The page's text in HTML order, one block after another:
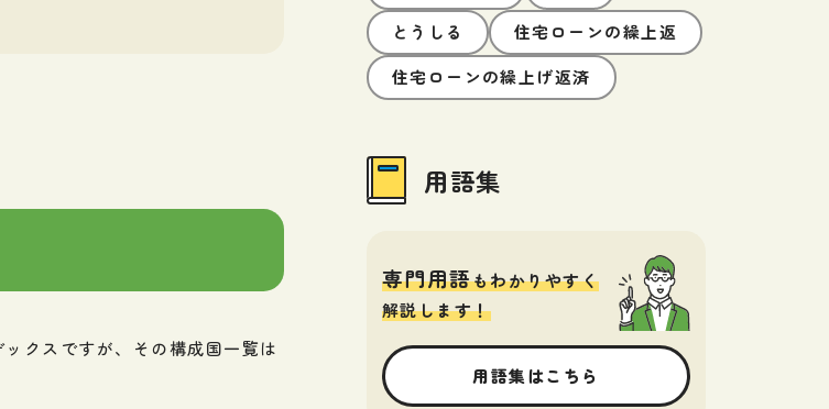
クスですが、その構成国一覧は
とうしる
住宅ローンの繰上返
住宅ローンの繰上げ返済
用語集
専門用語もわかりやすく
解説します！
用語集はこちら